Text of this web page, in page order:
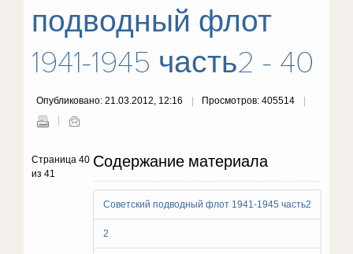
подводный флот
1941-1945 часть2 - 40
Опубликовано: 21.03.2012, 12:16 Просмотров: 405514
Содержание материала
Советский подводный флот 1941-1945 часть2
2
Страница 40
из 41